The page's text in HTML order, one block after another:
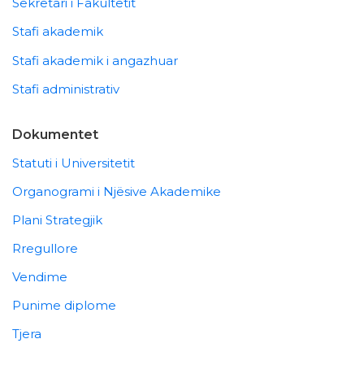
Sekretari i Fakultetit
Stafi akademik
Stafi akademik i angazhuar
Stafi administrativ
Dokumentet
Statuti i Universitetit
Organogrami i Njësive Akademike
Plani Strategjik
Rregullore
Vendime
Punime diplome
Tjera